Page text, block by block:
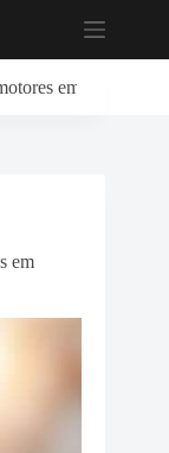
em Guimarães
em